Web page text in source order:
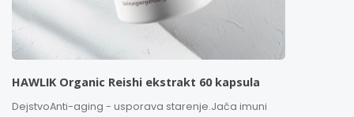
HAWLIK Organic Reishi ekstrakt 60 kapsula
DejstvoAnti-aging - usporava starenje.Jača imuni